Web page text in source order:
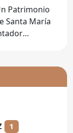
Patrimonio
1